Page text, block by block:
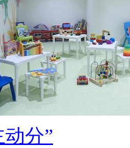
动分”